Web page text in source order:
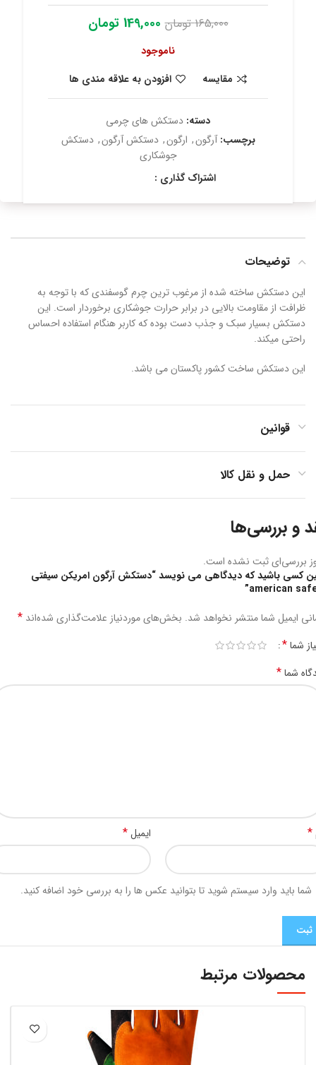
165,000تومان 149,000 تومان
ناموجود
مقایسه
افزودن به علاقه مندی ها
دسته: دستکش های چرمی
برچسب: آرگون, ارگون, دستکش آرگون, دستکش
جوشکاری
اشتراک گذاری :
توضیحات
این دستکش ساخته شده از مرغوب ترین چرم گوسفندی که با توجه به
ظرافت از مقاومت بالایی در برابر حرارت جوشکاری برخوردار است. این
دستکش بسیار سبک و جذب دست بوده که کاربر هنگام استفاده احساس
راحتی میکند.
این دستکش ساخت کشور پاکستان می باشد.
قوانین
حمل و نقل کالا
و بررسی‌ها
بررسی‌ای ثبت نشده است.
کسی باشید که دیدگاهی می نویسد “دستکش آرگون امریکن سیفتی
american
ایمیل شما منتشر نخواهد شد. بخش‌های موردنیاز علامت‌گذاری شده‌اند *
شما*
شما*
* ایمیل*
شما باید وارد سیستم شوید تا بتوانید عکس ها را به بررسی خود اضافه کنید.
محصولات مرتبط